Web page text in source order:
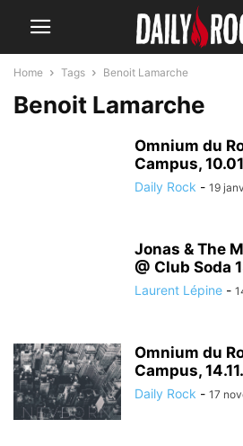
Home Tags Benoit Lamarche
Benoit Lamarche
Omnium du
Campus,
Daily Rock - 19
Jonas & The
@ Club Soda
Laurent Lépine -
Omnium du
Campus,
Daily Rock - 17